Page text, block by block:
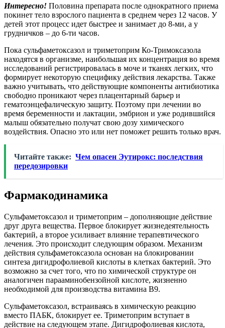
Интересно! Половина препарата после однократного приема
покинет тело взрослого пациента в среднем через 12 часов. У
детей этот процесс идет быстрее и занимает до 8-ми, а у
грудничков – до 6-ти часов.
Пока сульфаметоксазол и триметоприм Ко-Тримоксазола
находятся в организме, наибольшая их концентрация во время
исследований регистрировалась в моче и тканях легких, что
формирует некоторую специфику действия лекарства. Также
важно учитывать, что действующие компоненты антибиотика
свободно проникают через плацентарный барьер и
гематоэнцефалическую защиту. Поэтому при лечении во
время беременности и лактации, эмбрион и уже родившийся
малыш обязательно получат свою дозу химического
воздействия. Опасно это или нет поможет решить только врач.
Читайте также: Чем опасен Эутирокс: последствия
передозировки
Фармакодинамика
Сульфаметоксазол и триметоприм – дополняющие действие
друг друга вещества. Первое блокирует жизнедеятельность
бактерий, а второе усиливает влияние терапевтического
лечения. Это происходит следующим образом. Механизм
действия сульфаметоксазола основан на блокировании
синтеза дигидрофолиевой кислоты в клетках бактерий. Это
возможно за счет того, что по химической структуре он
аналогичен парааминобензойной кислоте, жизненно
необходимой для производства витамина В9.
Сульфаметоксазол, встраиваясь в химическую реакцию
вместо ПАБК, блокирует ее. Триметоприм вступает в
действие на следующем этапе. Дигидрофолиевая кислота,